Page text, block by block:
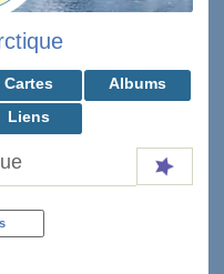
Cartes
Albums
Liens